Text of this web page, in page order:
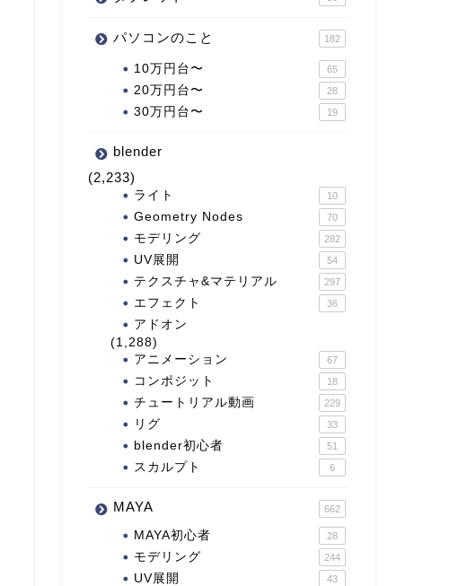
パソコンのこと 182
10万円台〜 65
20万円台〜 28
30万円台〜 19
blender
(2,233)
ライト 10
Geometry Nodes 70
モデリング 282
UV展開 54
テクスチャ&マテリアル 297
エフェクト 36
アドオン
(1,288)
アニメーション
67
コンポジット 18
チュートリアル動画 229
リグ 33
blender初心者 51
スカルプト 6
MAYA 662
MAYA初心者 28
モデリング 244
UV展開 43